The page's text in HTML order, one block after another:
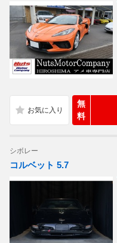
無
料
シボレー
コルベット 5.7